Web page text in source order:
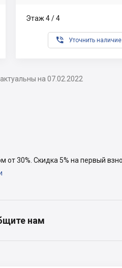
Этаж 4 / 4
 Уточнить наличие
на 07.02.2022
от 30%. Скидка 5% на первый
нам